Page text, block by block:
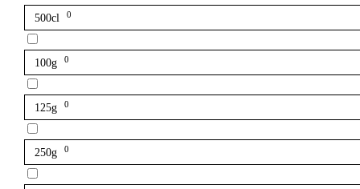
500cl 0
100g 0
125g 0
250g 0